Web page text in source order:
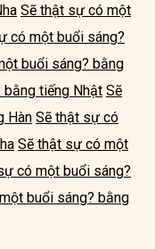
Sẽ thật sự có một
có một buổi sáng?
buổi sáng? bằng
tiếng Nhật Sẽ
Hàn Sẽ thật sự có
Sẽ thật sự có một
có một buổi sáng?
buổi sáng? bằng